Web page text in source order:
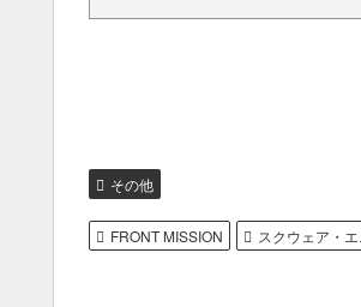
その他
FRONT MISSION スクウェア・